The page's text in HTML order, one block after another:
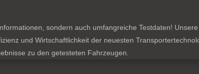
sondern auch umfangreiche Testdaten!
und Wirtschaftlichkeit der neuesten
zu den getesteten Fahrzeugen.